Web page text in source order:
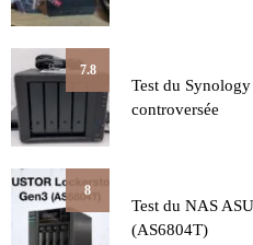
7.8
Test du
controversée
8
Test du NAS
(AS6804T)